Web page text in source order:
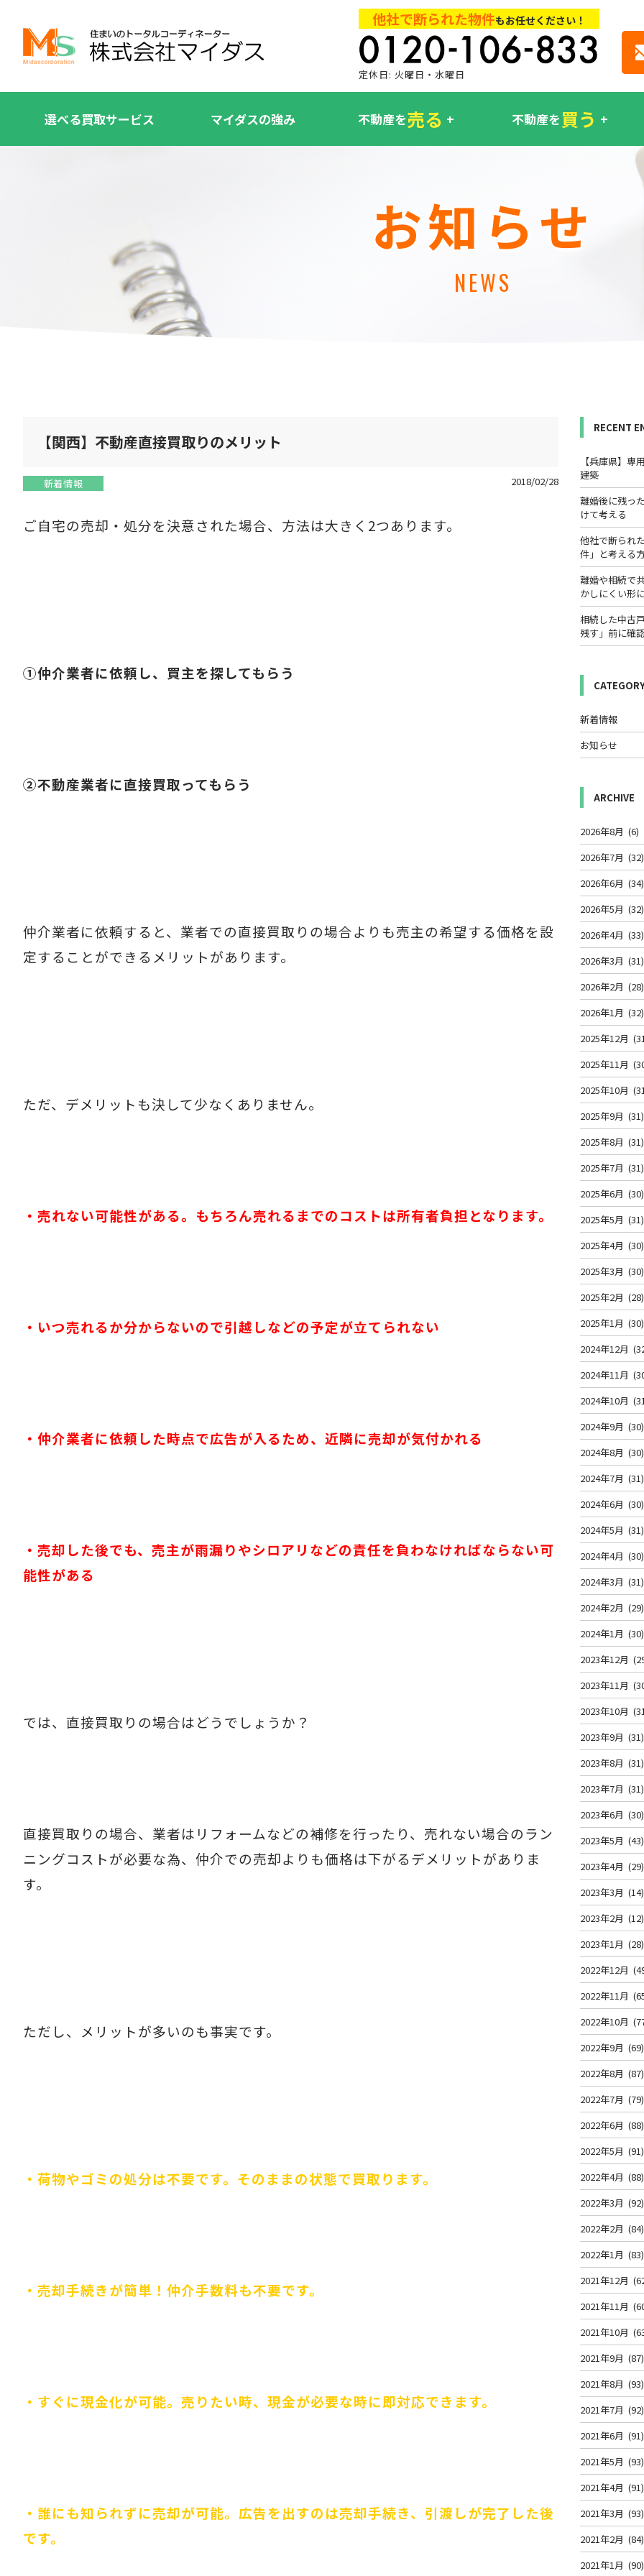
他社で断られた物件もお任せください！
定休日: 火曜日・水曜日
選べる買取サービス マイダスの強み 不動産を売る 不動産を買う
お知らせ
NEWS
【関西】不動産直接買取りのメリット
新着情報 2018/02/28
ご自宅の売却・処分を決意された場合、方法は大きく2つあります。
①仲介業者に依頼し、買主を探してもらう
②不動産業者に直接買取ってもらう
仲介業者に依頼すると、業者での直接買取りの場合よりも売主の希望する価格を設
定することができるメリットがあります。
ただ、デメリットも決して少なくありません。
・売れない可能性がある。もちろん売れるまでのコストは所有者負担となります。
・いつ売れるか分からないので引越しなどの予定が立てられない
・仲介業者に依頼した時点で広告が入るため、近隣に売却が気付かれる
・売却した後でも、売主が雨漏りやシロアリなどの責任を負わなければならない可
能性がある
では、直接買取りの場合はどうでしょうか？
直接買取りの場合、業者はリフォームなどの補修を行ったり、売れない場合のラン
ニングコストが必要な為、仲介での売却よりも価格は下がるデメリットがありま
す。
ただし、メリットが多いのも事実です。
・荷物やゴミの処分は不要です。そのままの状態で買取ります。
・売却手続きが簡単！仲介手数料も不要です。
・すぐに現金化が可能。売りたい時、現金が必要な時に即対応できます。
・誰にも知られずに売却が可能。広告を出すのは売却手続き、引渡しが完了した後
です。
RECENT
【兵庫県】
建築
離婚後に残っ
けて考える
他社で断られ
件」と考える
離婚や相続で
かしにくい形
相続した中古
残す」前に確
新着情報
お知らせ
ARCHIVE
2026年8月 (6)
2026年7月 (32)
2026年6月 (34)
2026年5月 (32)
2026年4月 (33)
2026年3月 (31)
2026年2月 (28)
2026年1月 (32)
2025年12月
2025年11月
2025年10月
2025年9月 (31)
2025年8月 (31)
2025年7月 (31)
2025年6月 (30)
2025年5月 (31)
2025年4月 (30)
2025年3月 (30)
2025年2月 (28)
2025年1月 (30)
2024年12月
2024年11月
2024年10月
2024年9月 (30)
2024年8月 (30)
2024年7月 (31)
2024年6月 (30)
2024年5月 (31)
2024年4月 (30)
2024年3月 (31)
2024年2月 (29)
2024年1月 (30)
2023年12月
2023年11月
2023年10月
2023年9月 (31)
2023年8月 (31)
2023年7月 (31)
2023年6月 (30)
2023年5月 (43)
2023年4月 (29)
2023年3月 (14)
2023年2月 (12)
2023年1月 (28)
2022年12月
2022年11月
2022年10月
2022年9月 (69)
2022年8月 (87)
2022年7月 (79)
2022年6月 (88)
2022年5月 (91)
2022年4月 (88)
2022年3月 (92)
2022年2月 (84)
2022年1月 (83)
2021年12月
2021年11月
2021年10月
2021年9月 (87)
2021年8月 (93)
2021年7月 (92)
2021年6月 (91)
2021年5月 (93)
2021年4月 (91)
2021年3月 (93)
2021年2月 (84)
2021年1月 (90)